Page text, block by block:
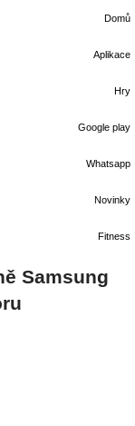
Domů
Aplikace
Hry
Google play
Whatsapp
Novinky
Fitness
Samsung